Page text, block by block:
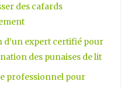
des cafards
d’un expert certifié pour
des punaises de lit
professionnel pour